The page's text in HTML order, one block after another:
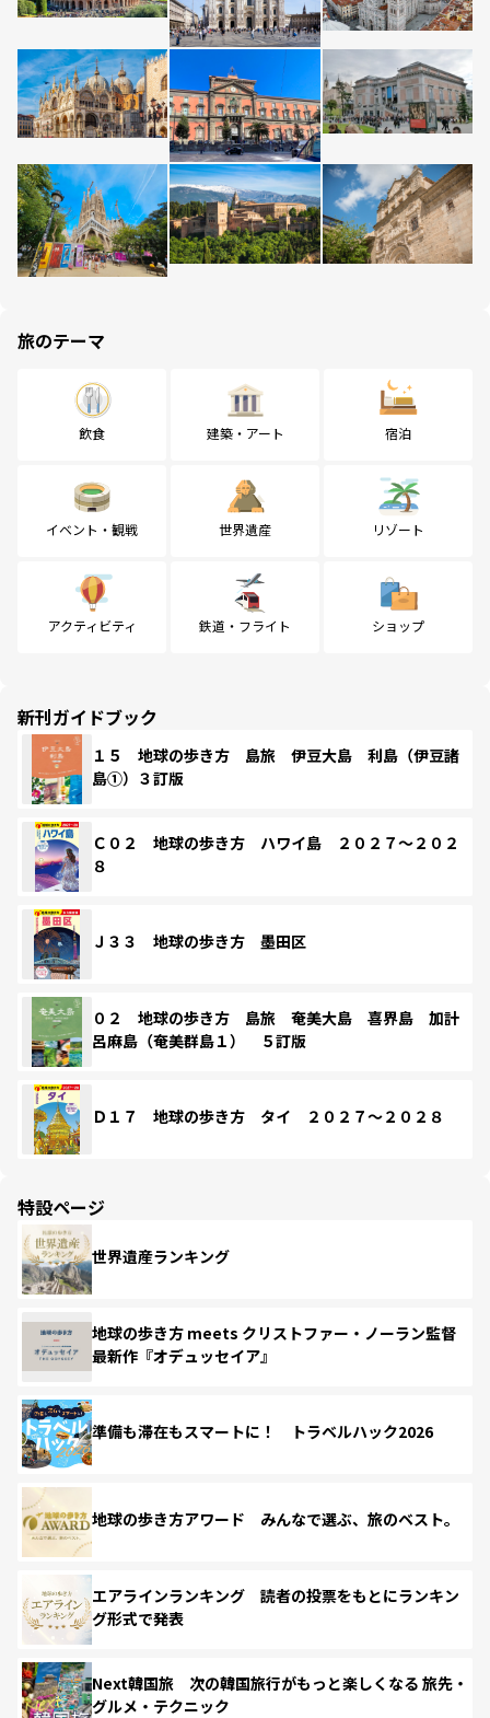
旅のテーマ
飲食 建築・アート 宿泊
イベント・観戦 世界遺産 リゾート
アクティビティ 鉄道・フライト ショップ
新刊ガイドブック
１５ 地球の歩き方 島旅 伊豆大島 利島（伊豆諸
島①）３訂版
Ｃ０２ 地球の歩き方 ハワイ島 ２０２７～２０２
８
Ｊ３３ 地球の歩き方 墨田区
０２ 地球の歩き方 島旅 奄美大島 喜界島 加計
呂麻島（奄美群島１） ５訂版
Ｄ１７ 地球の歩き方 タイ ２０２７～２０２８
特設ページ
世界遺産ランキング
地球の歩き方 meets クリストファー・ノーラン監督
最新作『オデュッセイア』
準備も滞在もスマートに！ トラベルハック2026
地球の歩き方アワード みんなで選ぶ、旅のベスト。
エアラインランキング 読者の投票をもとにランキン
グ形式で発表
Next韓国旅 次の韓国旅行がもっと楽しくなる 旅先・
グルメ・テクニック